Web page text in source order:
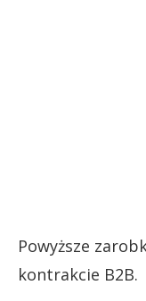
Powyższe
kontrakcie B2B.